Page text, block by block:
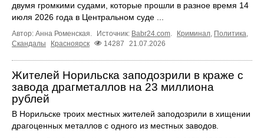
двумя громкими судами, которые прошли в разное время 14
июля 2026 года в Центральном суде ...
Автор: Анна Роменская. Источник: Babr24.com. Криминал, Политика,
Скандалы
Красноярск 14287 21.07.2026
Жителей Норильска заподозрили в краже с
завода драгметаллов на 23 миллиона
рублей
В Норильске троих местных жителей заподозрили в хищении
драгоценных металлов с одного из местных заводов.